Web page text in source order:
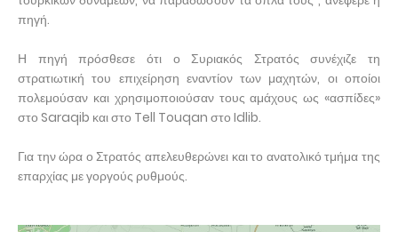
πηγή.
Η πηγή πρόσθεσε ότι ο Συριακός Στρατός συνέχιζε τη
στρατιωτική του επιχείρηση εναντίον των μαχητών, οι οποίοι
πολεμούσαν και χρησιμοποιούσαν τους αμάχους ως «ασπίδες»
στο Saraqib και στο Tell Touqan στο Idlib.
Για την ώρα ο Στρατός απελευθερώνει και το ανατολικό τμήμα της
επαρχίας με γοργούς ρυθμούς.